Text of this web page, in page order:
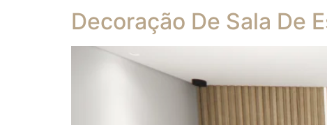
Decoração De Sala De